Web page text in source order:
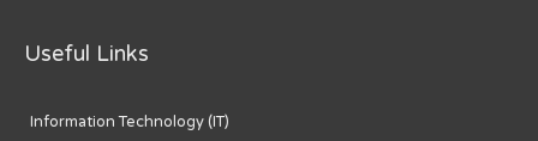
Useful Links
Information Technology (IT)